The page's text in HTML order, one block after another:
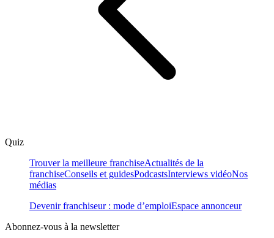
Quiz
Trouver la meilleure franchiseActualités de la
franchiseConseils et guidesPodcastsInterviews vidéoNos
médias
Devenir franchiseur : mode d’emploiEspace annonceur
Abonnez-vous à la newsletter